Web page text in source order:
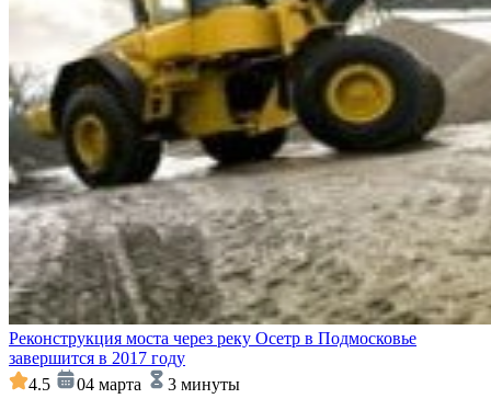
Реконструкция моста через реку Осетр в Подмосковье
завершится в 2017 году
4.5
04 марта
3 минуты